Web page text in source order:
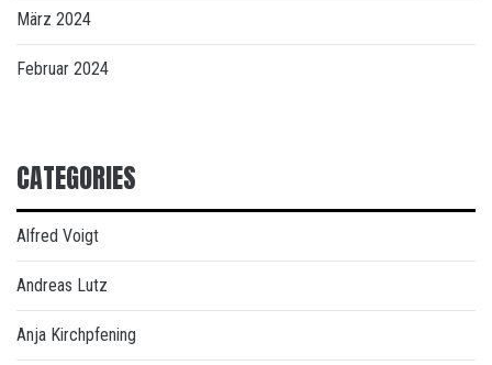
März 2024
Februar 2024
CATEGORIES
Alfred Voigt
Andreas Lutz
Anja Kirchpfening